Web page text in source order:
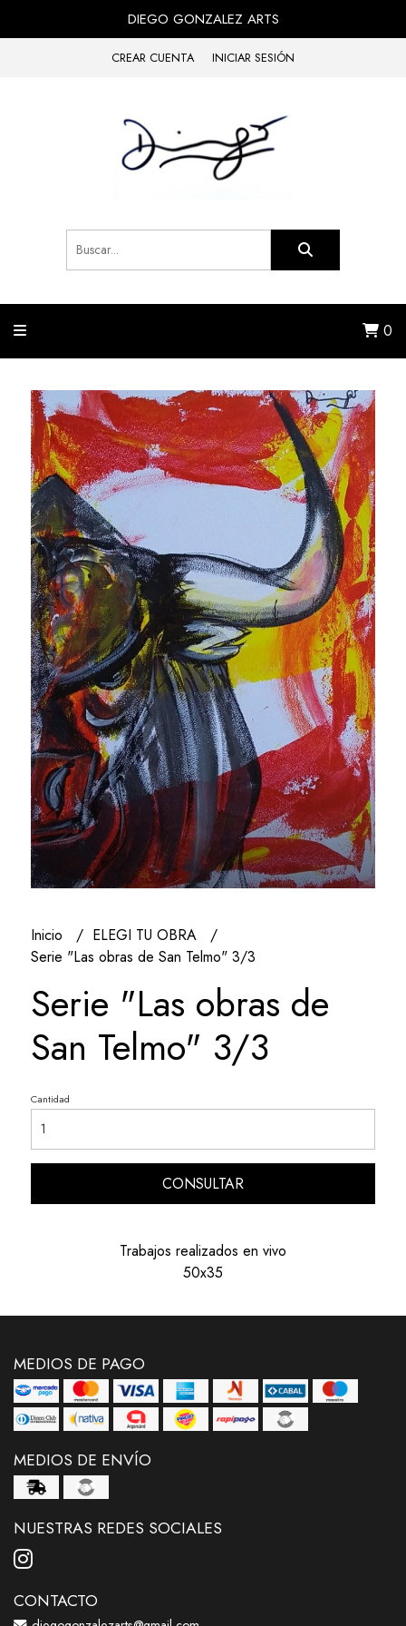
DIEGO GONZALEZ ARTS
CREAR CUENTA INICIAR SESIÓN
0
Inicio
ELEGI TU OBRA
Serie "Las obras de San Telmo" 3/3
Serie "Las obras de
San Telmo" 3/3
Cantidad
CONSULTAR
Trabajos realizados en vivo
50x35
MEDIOS DE PAGO
MEDIOS DE ENVÍO
NUESTRAS REDES SOCIALES
CONTACTO